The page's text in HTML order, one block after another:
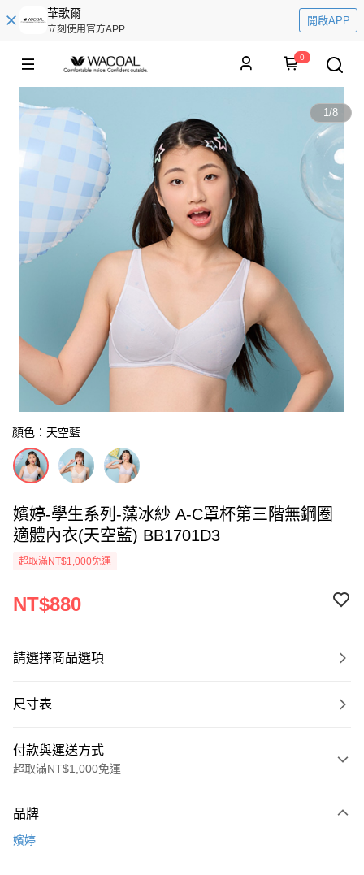
華歌爾
立刻使用官方APP
開啟APP
0
1/8
顏色：天空藍
嬪婷-學生系列-藻冰紗 A-C罩杯第三階無鋼圈
適體內衣(天空藍) BB1701D3
超取滿NT$1,000免運
NT$880
請選擇商品選項
尺寸表
付款與運送方式
超取滿NT$1,000免運
信用卡一次付款
品牌
嬪婷